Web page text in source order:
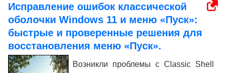
Исправление ошибок классической
оболочки Windows 11 и меню «Пуск»:
быстрые и проверенные решения для
восстановления меню «Пуск».
Возникли проблемы с Classic Shell